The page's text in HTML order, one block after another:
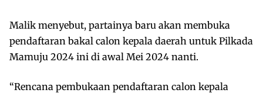
Malik menyebut, partainya baru akan membuka
pendaftaran bakal calon kepala daerah untuk Pilkada
Mamuju 2024 ini di awal Mei 2024 nanti.
“Rencana pembukaan pendaftaran calon kepala